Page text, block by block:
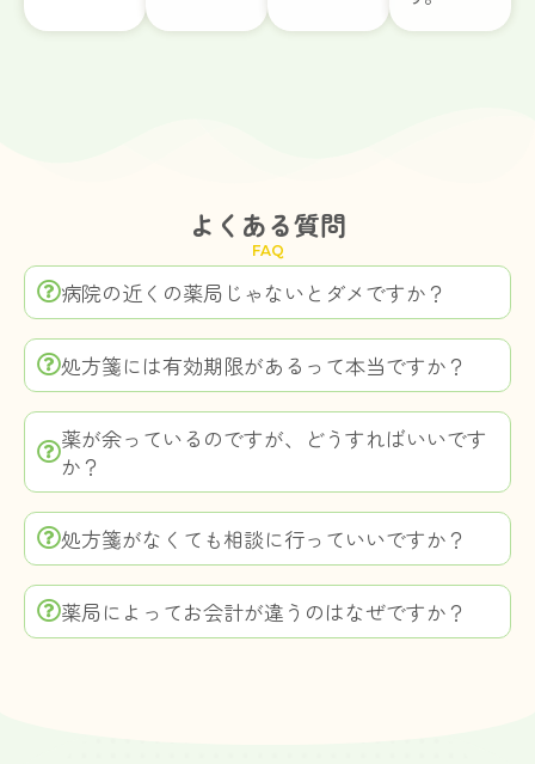
よくある質問
FAQ
病院の近くの薬局じゃないとダメですか？
処方箋には有効期限があるって本当ですか？
薬が余っているのですが、どうすればいいです
か？
処方箋がなくても相談に行っていいですか？
薬局によってお会計が違うのはなぜですか？